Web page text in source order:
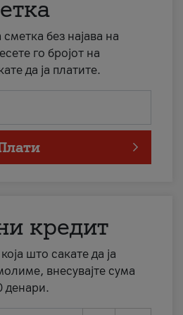
без најава на
го бројот на
да ја платите.
кредит
што сакате да ја
внесувајте сума
денари.